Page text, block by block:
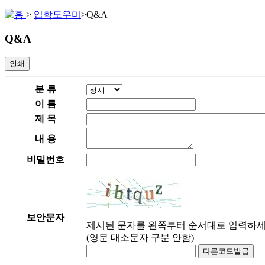
> 입학도우미 >Q&A
Q&A
인쇄
분 류
이 름
제 목
내 용
비밀번호
보안문자
제시된 문자를 왼쪽부터 순서대로 입력하
(영문 대소문자 구분 안함)
다른코드발급